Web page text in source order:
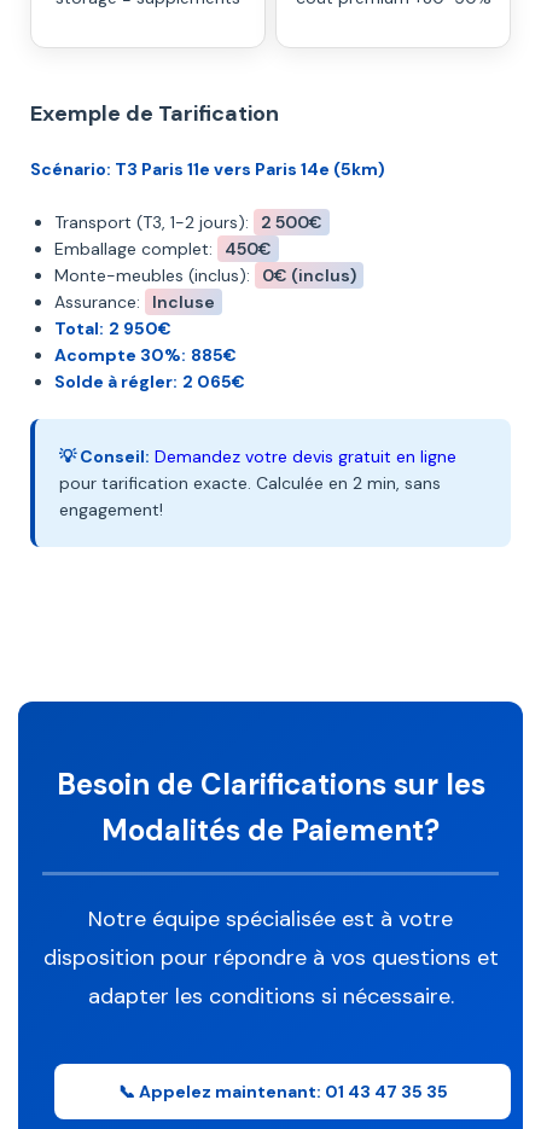
Exemple de Tarification
Scénario: T3 Paris 11e vers Paris 14e (5km)
Transport (T3, 1-2 jours):
2 500€
Emballage complet:
450€
Monte-meubles (inclus):
0€ (inclus)
Assurance:
Incluse
Total: 2 950€
Acompte 30%: 885€
Solde à régler: 2 065€
💡 Conseil: Demandez votre devis gratuit en ligne
pour tarification exacte. Calculée en 2 min, sans
engagement!
Besoin de Clarifications sur les
Modalités de Paiement?
Notre équipe spécialisée est à votre
disposition pour répondre à vos questions et
adapter les conditions si nécessaire.
📞 Appelez maintenant: 01 43 47 35 35